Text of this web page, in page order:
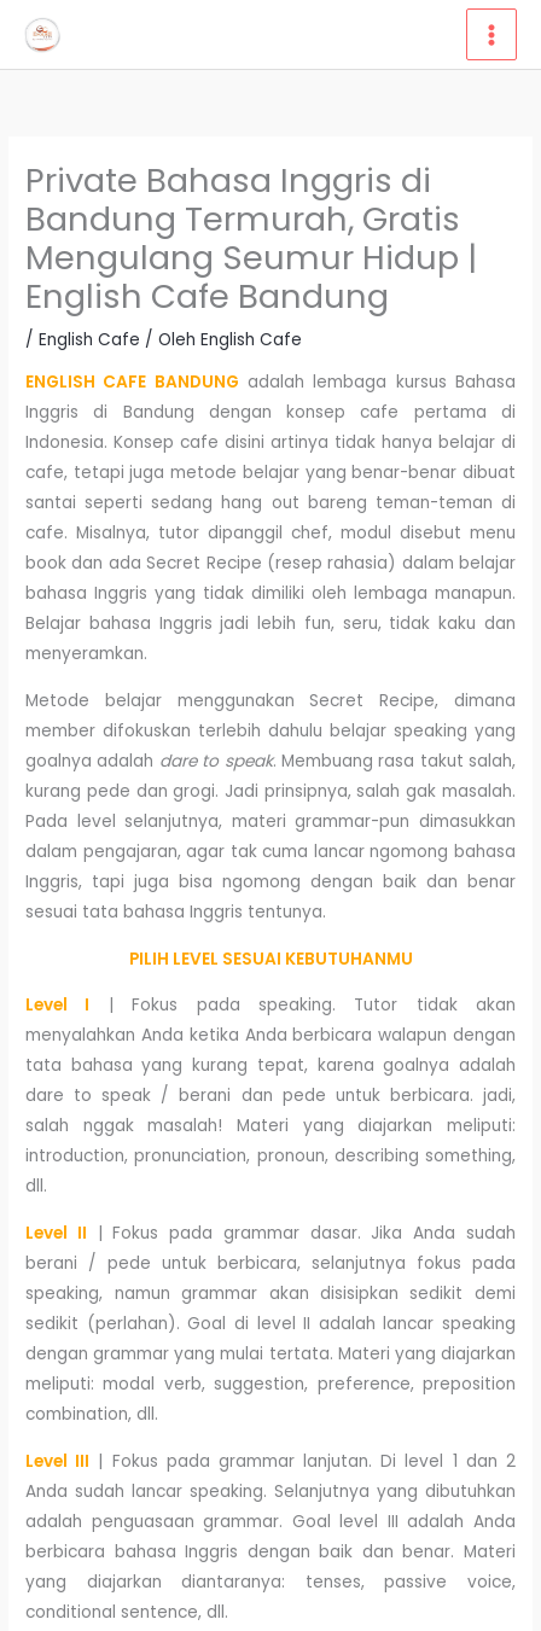
Lewati
konten
Private Bahasa Inggris di
Bandung Termurah, Gratis
Mengulang Seumur Hidup |
English Cafe Bandung
/English Cafe / OlehEnglish Cafe
ENGLISH CAFE BANDUNG adalah lembaga kursus Bahasa
Inggris di Bandung dengan konsep cafe pertama di
Indonesia. Konsep cafe disini artinya tidak hanya belajar di
cafe, tetapi juga metode belajar yang benar-benar dibuat
santai seperti sedang hang out bareng teman-teman di
cafe. Misalnya, tutor dipanggil chef, modul disebut menu
book dan ada Secret Recipe (resep rahasia) dalam belajar
bahasa Inggris yang tidak dimiliki oleh lembaga manapun.
Belajar bahasa Inggris jadi lebih fun, seru, tidak kaku dan
menyeramkan.
Metode belajar menggunakan Secret Recipe, dimana
member difokuskan terlebih dahulu belajar speaking yang
goalnya adalah dare to speak. Membuang rasa takut salah,
kurang pede dan grogi. Jadi prinsipnya, salah gak masalah.
Pada level selanjutnya, materi grammar-pun dimasukkan
dalam pengajaran, agar tak cuma lancar ngomong bahasa
Inggris, tapi juga bisa ngomong dengan baik dan benar
sesuai tata bahasa Inggris tentunya.
PILIH LEVEL SESUAI KEBUTUHANMU
Level I | Fokus pada speaking. Tutor tidak akan
menyalahkan Anda ketika Anda berbicara walapun dengan
tata bahasa yang kurang tepat, karena goalnya adalah
dare to speak / berani dan pede untuk berbicara. jadi,
salah nggak masalah! Materi yang diajarkan meliputi:
introduction, pronunciation, pronoun, describing something,
dll.
Level II | Fokus pada grammar dasar. Jika Anda sudah
berani / pede untuk berbicara, selanjutnya fokus pada
speaking, namun grammar akan disisipkan sedikit demi
sedikit (perlahan). Goal di level II adalah lancar speaking
dengan grammar yang mulai tertata. Materi yang diajarkan
meliputi: modal verb, suggestion, preference, preposition
combination, dll.
Level III | Fokus pada grammar lanjutan. Di level 1 dan 2
Anda sudah lancar speaking. Selanjutnya yang dibutuhkan
adalah penguasaan grammar. Goal level III adalah Anda
berbicara bahasa Inggris dengan baik dan benar. Materi
yang diajarkan diantaranya: tenses, passive voice,
conditional sentence, dll.